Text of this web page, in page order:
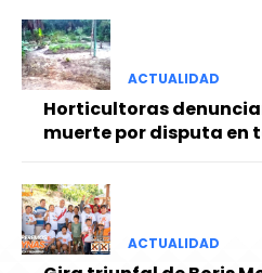
ACTUALIDAD
Horticultoras
muerte por disputa en
ACTUALIDAD